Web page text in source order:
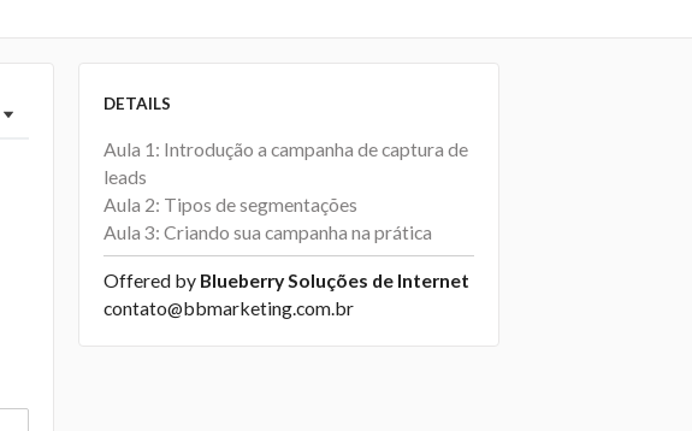
DETAILS
Aula 1: Introdução a campanha de captura de
leads
Aula 2: Tipos de segmentações
Aula 3: Criando sua campanha na prática
Offered by Blueberry Soluções de Internet
contato@bbmarketing.com.br